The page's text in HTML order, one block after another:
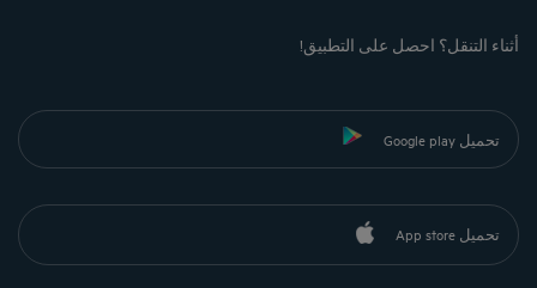
أثناء التنقل؟ احصل على التطبيق!
تحميل Google play
تحميل App store